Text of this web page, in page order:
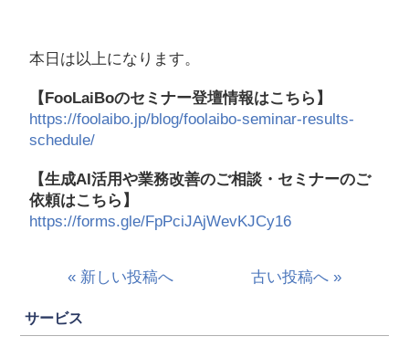
本日は以上になります。
【FooLaiBoのセミナー登壇情報はこちら】
https://foolaibo.jp/blog/foolaibo-seminar-results-
schedule/
【生成AI活用や業務改善のご相談・セミナーのご
依頼はこちら】
https://forms.gle/FpPciJAjWevKJCy16
« 新しい投稿へ 古い投稿へ »
サービス